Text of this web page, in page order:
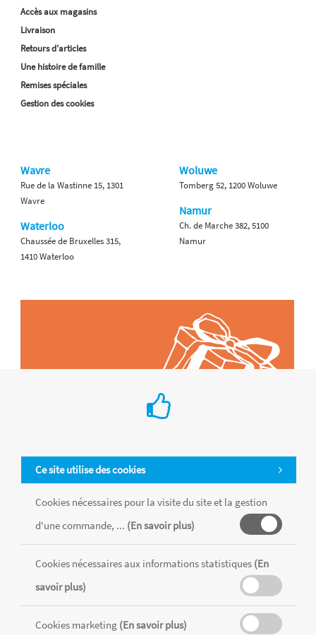
Ce site utilise des cookies
Cookies nécessaires pour la visite du site et la gestion
d'une commande, ... (En savoir plus)
Cookies nécessaires aux informations statistiques (En
savoir plus)
Cookies marketing (En savoir plus)
Accès aux magasins
Livraison
Retours d'articles
Une histoire de famille
Remises spéciales
Gestion des cookies
Wavre
Rue de la Wastinne 15, 1301
Wavre
Waterloo
Chaussée de Bruxelles 315,
1410 Waterloo
Woluwe
Tomberg 52, 1200 Woluwe
Namur
Ch. de Marche 382, 5100
Namur
Tous les produits sont vendus dans la limite des stocks disponibles de
chaque magasin, toutes taxes comprises.
CONDITIONS GÉNÉRALES
RÉALISÉ AVEC MERCATOR